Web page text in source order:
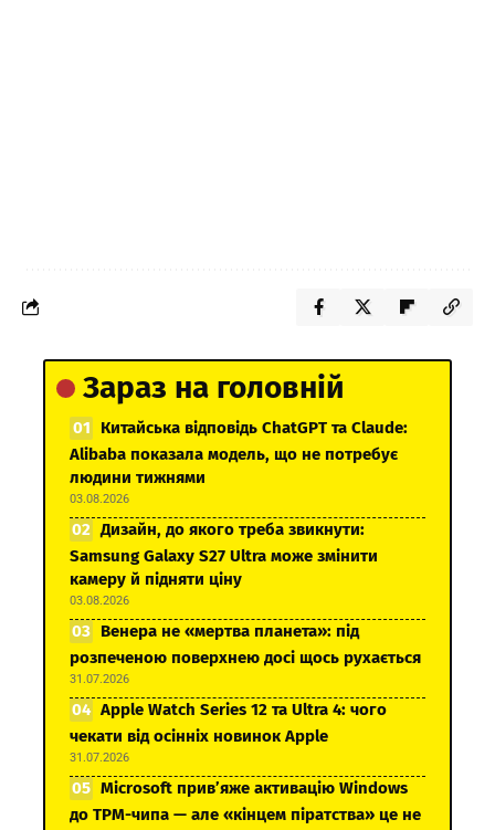
Зараз на головній
Китайська відповідь ChatGPT та Claude:
Alibaba показала модель, що не потребує
людини тижнями
03.08.2026
Дизайн, до якого треба звикнути:
Samsung Galaxy S27 Ultra може змінити
камеру й підняти ціну
03.08.2026
Венера не «мертва планета»: під
розпеченою поверхнею досі щось рухається
31.07.2026
Apple Watch Series 12 та Ultra 4: чого
чекати від осінніх новинок Apple
31.07.2026
Microsoft прив’яже активацію Windows
до TPM-чипа — але «кінцем піратства» це не